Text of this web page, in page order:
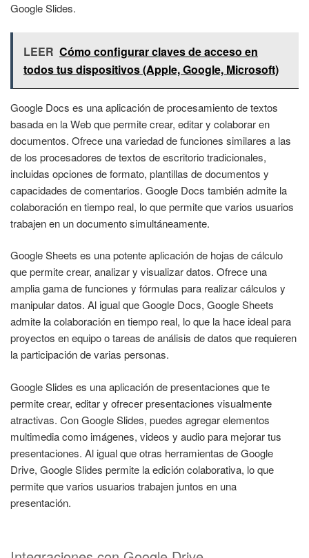
Google Slides.
LEER Cómo configurar claves de acceso en
todos tus dispositivos (Apple, Google, Microsoft)
Google Docs es una aplicación de procesamiento de textos
basada en la Web que permite crear, editar y colaborar en
documentos. Ofrece una variedad de funciones similares a las
de los procesadores de textos de escritorio tradicionales,
incluidas opciones de formato, plantillas de documentos y
capacidades de comentarios. Google Docs también admite la
colaboración en tiempo real, lo que permite que varios usuarios
trabajen en un documento simultáneamente.
Google Sheets es una potente aplicación de hojas de cálculo
que permite crear, analizar y visualizar datos. Ofrece una
amplia gama de funciones y fórmulas para realizar cálculos y
manipular datos. Al igual que Google Docs, Google Sheets
admite la colaboración en tiempo real, lo que la hace ideal para
proyectos en equipo o tareas de análisis de datos que requieren
la participación de varias personas.
Google Slides es una aplicación de presentaciones que te
permite crear, editar y ofrecer presentaciones visualmente
atractivas. Con Google Slides, puedes agregar elementos
multimedia como imágenes, videos y audio para mejorar tus
presentaciones. Al igual que otras herramientas de Google
Drive, Google Slides permite la edición colaborativa, lo que
permite que varios usuarios trabajen juntos en una
presentación.